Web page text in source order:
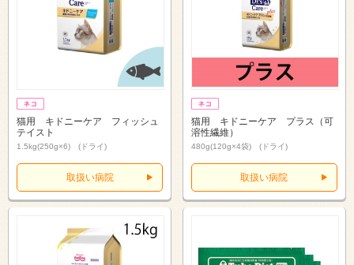
猫用 キドニーケア フィッシュ
テイスト
1.5kg(250g×6) (ドライ)
取扱い病院
猫用 キドニーケア プラス（可
溶性繊維）
480g(120g×4袋) (ドライ)
取扱い病院